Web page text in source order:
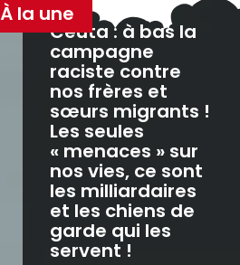
À la une
Ceuta : à bas la
campagne
raciste contre
nos frères et
sœurs migrants !
Les seules
« menaces » sur
nos vies, ce sont
les milliardaires
et les chiens de
garde qui les
servent !